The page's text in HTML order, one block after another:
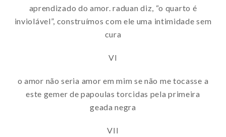
aprendizado do amor. raduan diz, “o quarto é
inviolável”, construímos com ele uma intimidade sem
cura
VI
o amor não seria amor em mim se não me tocasse a
este gemer de papoulas torcidas pela primeira
geada negra
VII